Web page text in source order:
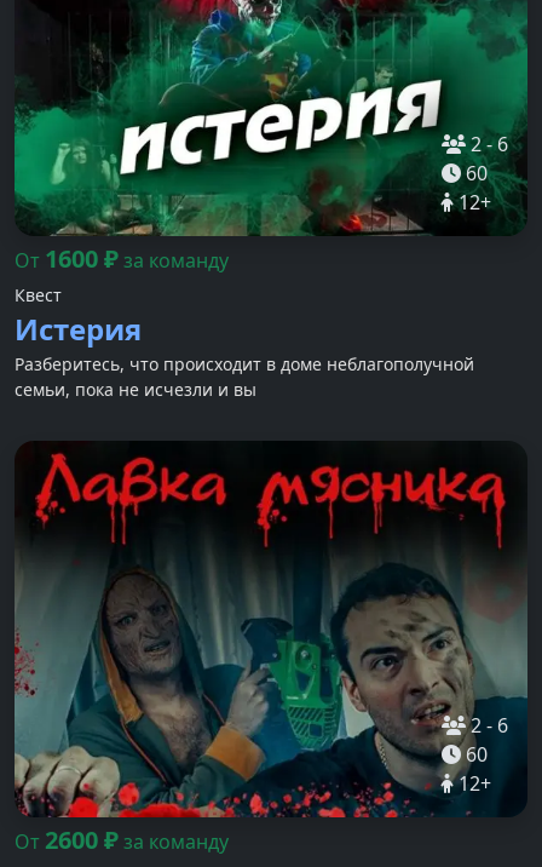
2-6
60
12+
От 1600₽за команду
Квест
Истерия
Разберитесь, что происходит в доме неблагополучной
семьи, пока не исчезли и вы
2- 6
60
12+
От 2600₽за команду